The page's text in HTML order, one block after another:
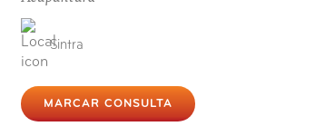
Sintra
MARCAR CONSULTA